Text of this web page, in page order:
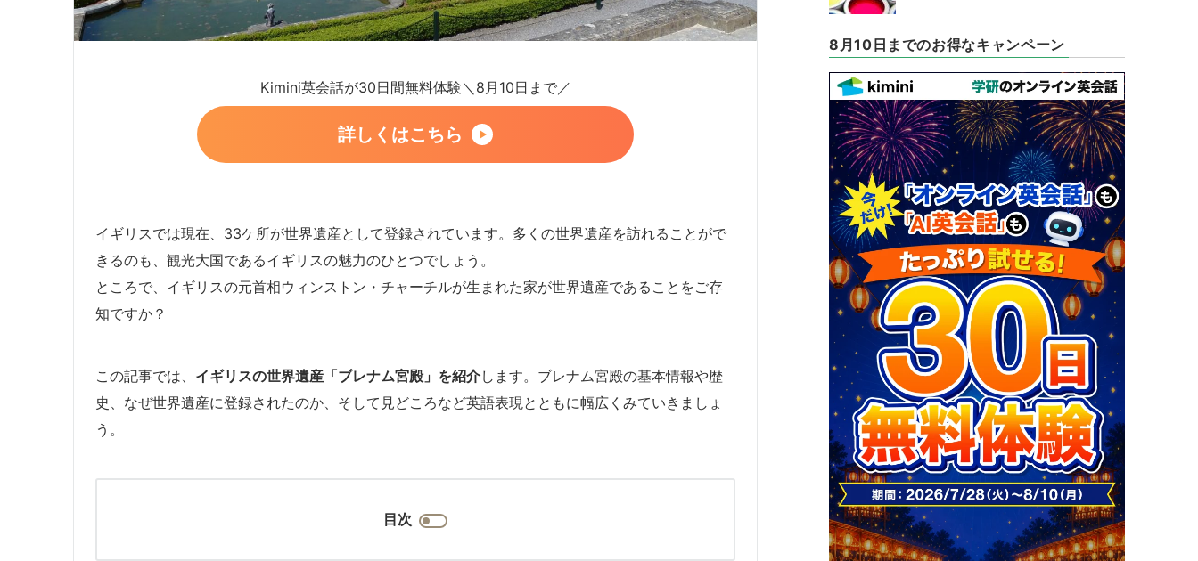
Kimini英会話が30日間無料体験＼8月10日まで／
詳しくはこちら
イギリスでは現在、33ケ所が世界遺産として登録されています。多くの世界遺産を訪れることがで
きるのも、観光大国であるイギリスの魅力のひとつでしょう。
ところで、イギリスの元首相ウィンストン・チャーチルが生まれた家が世界遺産であることをご存
知ですか？
この記事では、 イギリスの世界遺産「ブレナム宮殿」を紹介します。ブレナム宮殿の基本情報や歴
史、なぜ世界遺産に登録されたのか、そして見どころなど英語表現とともに幅広くみていきましょ
う。
目次
8月10日までのお得なキャンペーン